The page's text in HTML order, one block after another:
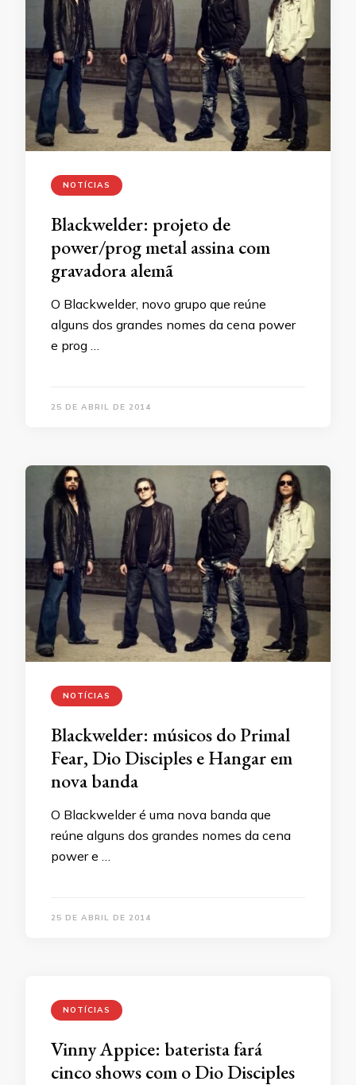
NOTÍCIAS
Blackwelder: projeto de
power/prog metal assina com
gravadora alemã
O Blackwelder, novo grupo que reúne
alguns dos grandes nomes da cena power
e prog …
25 DE ABRIL DE 2014
NOTÍCIAS
Blackwelder: músicos do Primal
Fear, Dio Disciples e Hangar em
nova banda
O Blackwelder é uma nova banda que
reúne alguns dos grandes nomes da cena
power e …
25 DE ABRIL DE 2014
NOTÍCIAS
Vinny Appice: baterista fará
cinco shows com o Dio Disciples